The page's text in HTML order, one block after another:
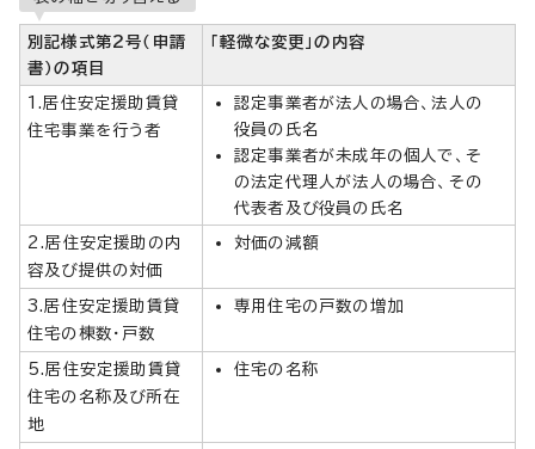
別記様式第2号（申請
書）の項目
「軽微な変更」の内容
1.居住安定援助賃貸
住宅事業を行う者
認定事業者が法人の場合、法人の
役員の氏名
認定事業者が未成年の個人で、そ
の法定代理人が法人の場合、その
代表者及び役員の氏名
2.居住安定援助の内
容及び提供の対価
対価の減額
3.居住安定援助賃貸
住宅の棟数・戸数
専用住宅の戸数の増加
5.居住安定援助賃貸
住宅の名称及び所在
地
住宅の名称